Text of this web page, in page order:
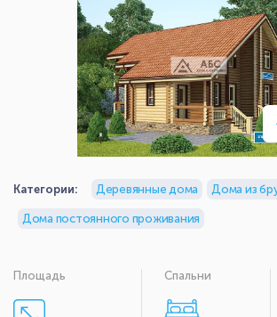
Категории: Деревянные дома Дома из
Дома постоянного проживания
Площадь Спальни